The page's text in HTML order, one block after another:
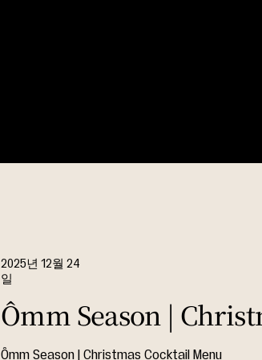
2025년 12월 24
일
Ômm Season |
Ômm Season | Christmas Cocktail Menu